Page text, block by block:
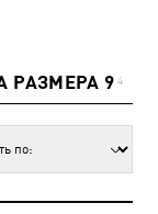
РАЗМЕРА 9 4